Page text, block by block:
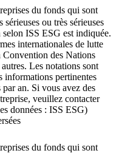
du fonds qui sont
ou très sérieuses
ISS ESG est indiquée.
internationales de lutte
des Nations
Les notations sont
informations pertinentes
an. Si vous avez des
veuillez contacter
données : ISS ESG)
du fonds qui sont